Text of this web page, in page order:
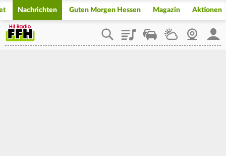
Nachrichten Guten Morgen Hessen Magazin Aktionen
PlaylistStaupilotWetterWebcam